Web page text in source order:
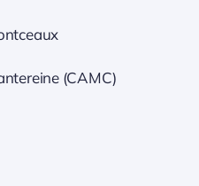
(CAMC)